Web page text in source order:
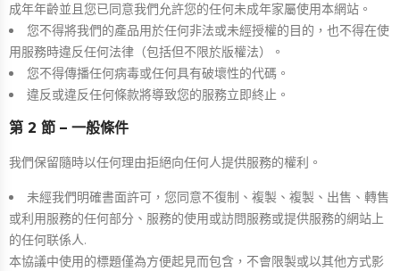
成年年齡並且您已同意我們允許您的任何未成年家屬使用本網站。
您不得將我們的產品用於任何非法或未經授權的目的，也不得在使
用服務時違反任何法律（包括但不限於版權法）。
您不得傳播任何病毒或任何具有破壞性的代碼。
違反或違反任何條款將導致您的服務立即終止。
第 2 節 – 一般條件
我們保留隨時以任何理由拒絕向任何人提供服務的權利。
未經我們明確書面許可，您同意不復制、複製、複製、出售、轉售
或利用服務的任何部分、服務的使用或訪問服務或提供服務的網站上
的任何联係人.
本協議中使用的標題僅為方便起見而包含，不會限製或以其他方式影